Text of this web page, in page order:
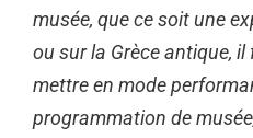
musée, que ce soit une
ou sur la Grèce antique,
mettre en mode
programmation de